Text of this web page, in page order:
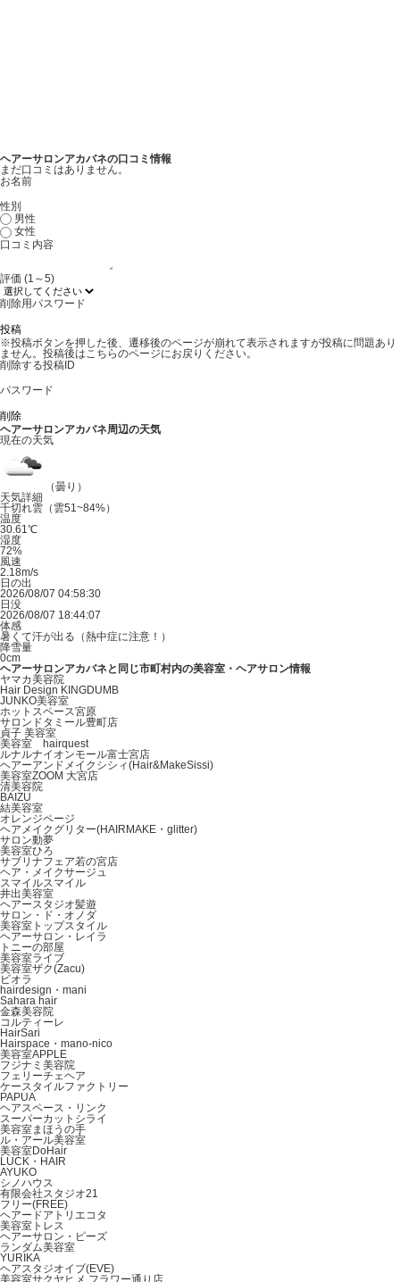
ヘアーサロンアカバネの口コミ情報
まだ口コミはありません。
お名前
性別
男性
女性
口コミ内容
評価 (1～5)
削除用パスワード
※投稿ボタンを押した後、遷移後のページが崩れて表示されますが投稿に問題あり
ません。投稿後はこちらのページにお戻りください。
削除する投稿ID
パスワード
ヘアーサロンアカバネ周辺の天気
現在の天気
（曇り）
天気詳細
千切れ雲（雲51~84%）
温度
30.61℃
湿度
72%
風速
2.18m/s
日の出
2026/08/07 04:58:30
日没
2026/08/07 18:44:07
体感
暑くて汗が出る（熱中症に注意！）
降雪量
0cm
ヘアーサロンアカバネと同じ市町村内の美容室・ヘアサロン情報
ヤマカ美容院
Hair Design KINGDUMB
JUNKO美容室
ホットスペース宮原
サロンドタミール豊町店
貞子 美容室
美容室 hairquest
ルナルナイオンモール富士宮店
ヘアーアンドメイクシシィ(Hair&MakeSissi)
美容室ZOOM 大宮店
清美容院
BAIZU
結美容室
オレンジページ
ヘアメイクグリター(HAIRMAKE・glitter)
サロン動夢
美容室ひろ
サブリナフェア若の宮店
ヘア・メイクサージュ
スマイルスマイル
井出美容室
ヘアースタジオ髪遊
サロン・ド・オノダ
美容室トップスタイル
ヘアーサロン・レイラ
トニーの部屋
美容室ライブ
美容室ザク(Zacu)
ビオラ
hairdesign・mani
Sahara hair
金森美容院
コルティーレ
HairSari
Hairspace・mano‐nico
美容室APPLE
フジナミ美容院
フェリーチェヘア
ケースタイルファクトリー
PAPUA
ヘアスペース・リンク
スーパーカットシライ
美容室まほうの手
ル・アール美容室
美容室DoHair
LUCK・HAIR
AYUKO
シノハウス
有限会社スタジオ21
フリー(FREE)
ヘアードアトリエコタ
美容室トレス
ヘアーサロン・ピーズ
ランダム美容室
YURIKA
ヘアスタジオイブ(EVE)
美容室サクヤヒメ フラワー通り店